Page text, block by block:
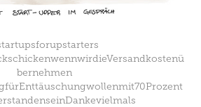
bernehmen